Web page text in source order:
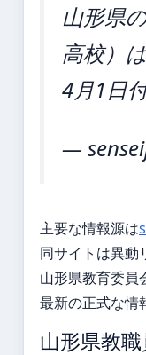
山形県
高校）
4月1日
—
主要な情報源は
同サイトは異動
山形県教育委員
最新の正式な情
山形県教